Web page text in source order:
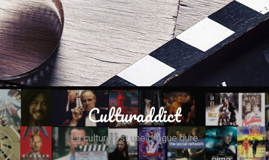
Culturaddict
La culture est une drogue dure